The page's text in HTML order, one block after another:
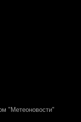
"Метеоновости"